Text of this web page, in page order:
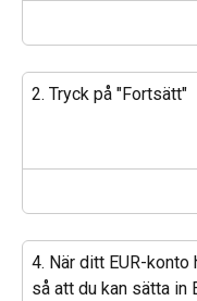
2. Tryck på "Fortsätt"
4. När ditt EUR-
så att du kan sätta in